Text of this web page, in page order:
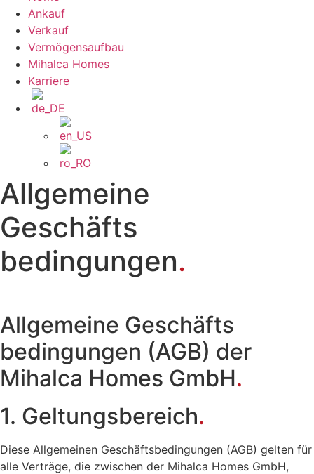
Ankauf
Verkauf
Vermögensaufbau
Mihalca Homes
Karriere
Allgemeine
Geschäfts
bedingungen.
Allgemeine Geschäfts
bedingungen (AGB) der
Mihalca Homes GmbH.
1. Geltungsbereich.
Diese Allgemeinen Geschäftsbedingungen (AGB) gelten für
alle Verträge, die zwischen der Mihalca Homes GmbH,